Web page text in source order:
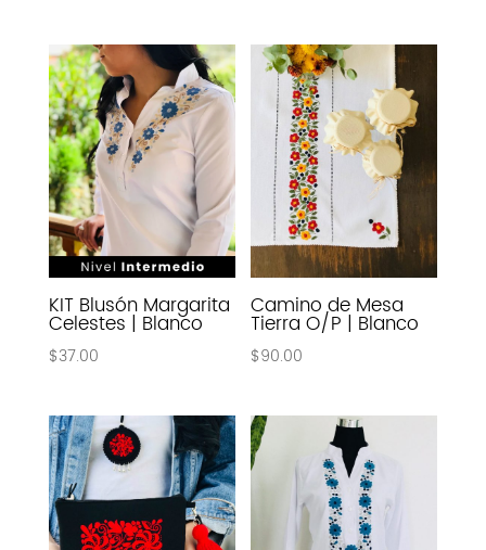
KIT Blusón Margarita
Celestes | Blanco
$37.00
Camino de Mesa
Tierra O/P | Blanco
$90.00